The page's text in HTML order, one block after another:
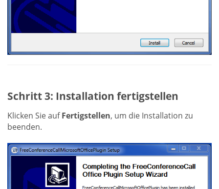
Schritt 3: Installation fertigstellen
Klicken Sie aufFertigstellen, um die Installation zu
beenden.